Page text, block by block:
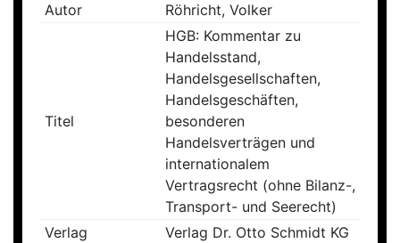
Autor
Röhricht, Volker
Titel
HGB: Kommentar zu
Handelsstand,
Handelsgesellschaften,
Handelsgeschäften,
besonderen
Handelsverträgen und
internationalem
Vertragsrecht (ohne Bilanz-,
Transport- und Seerecht)
Verlag
Verlag Dr. Otto Schmidt KG